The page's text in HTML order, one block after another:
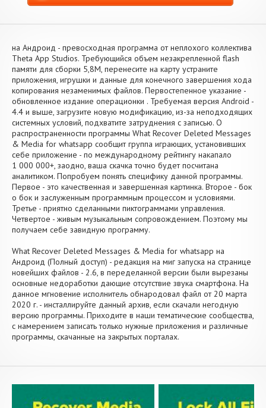
на Андроид - превосходная программа от неплохого коллектива
Theta App Studios. Требующийся объем незакрепленной flash
памяти для сборки 5,8M, перенесите на карту устраните
приложения, игрушки и данные для конечного завершения хода
копирования незаменимых файлов. Первостепенное указание -
обновленное издание операционки . Требуемая версия Android -
4.4 и выше, загрузите новую модификацию, из-за неподходящих
системных условий, подхватите затруднения с записью. О
распространенности программы What Recover Deleted Messages
& Media for whatsapp сообщит группа играющих, установивших
себе приложение - по международному рейтингу накапало
1 000 000+, заодно, ваша скачка точно будет посчитана
аналитиком. Попробуем понять специфику данной программы.
Первое - это качественная и завершенная картинка. Второе - бок
о бок и заслуженным программным процессом и условиями.
Третье - приятно сделанными пиктограммами управления.
Четвертое - живым музыкальным сопровождением. Поэтому мы
получаем себе завидную программу.
What Recover Deleted Messages & Media for whatsapp на
Андроид (Полный доступ) - редакция на миг запуска на странице
новейших файлов - 2.6, в переделанной версии были вырезаны
основные недоработки дающие отсутствие звука смартфона. На
данное мгновение исполнитель обнародовал файл от 20 марта
2020 г. - инсталлируйте данный архив, если скачали негодную
версию программы. Приходите в наши тематические сообщества,
с намерением записать только нужные приложения и различные
программы, скачанные на закрытых порталах.